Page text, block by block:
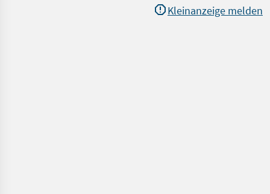
Kleinanzeige melden